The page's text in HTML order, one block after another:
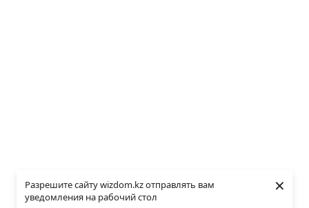
Разрешите сайту wizdom.kz отправлять вам
уведомления на рабочий стол
×